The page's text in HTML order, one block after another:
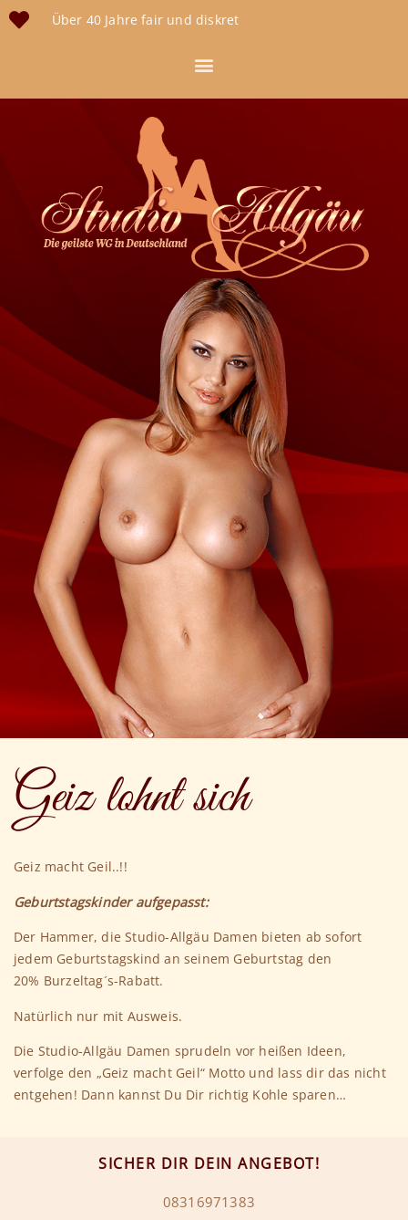
Über 40 Jahre fair und diskret
Geiz lohnt sich
Geiz macht Geil..!!
Geburtstagskinder aufgepasst:
Der Hammer, die Studio-Allgäu Damen bieten ab sofort
jedem Geburtstagskind an seinem Geburtstag den
20% Burzeltag´s-Rabatt.
Natürlich nur mit Ausweis.
Die Studio-Allgäu Damen sprudeln vor heißen Ideen,
verfolge den „Geiz macht Geil“ Motto und lass dir das nicht
entgehen! Dann kannst Du Dir richtig Kohle sparen…
SICHER DIR DEIN ANGEBOT!
08316971383